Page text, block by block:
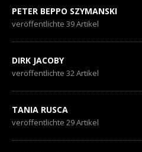
PETER BEPPO SZYMANSKI
veröffentlichte 39 Artikel
DIRK JACOBY
veröffentlichte 32 Artikel
TANIA RUSCA
veröffentlichte 29 Artikel